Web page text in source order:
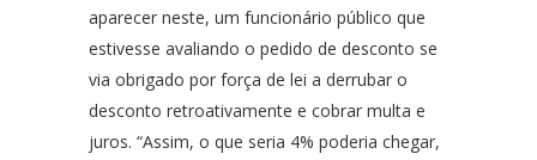
aparecer neste, um funcionário público que
estivesse avaliando o pedido de desconto se
via obrigado por força de lei a derrubar o
desconto retroativamente e cobrar multa e
juros. “Assim, o que seria 4% poderia chegar,